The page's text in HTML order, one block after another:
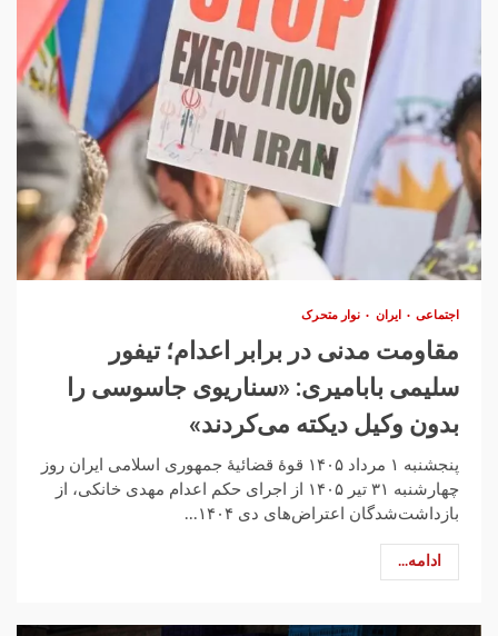
اجتماعی ایران نوار متحرک
مقاومت مدنی در برابر اعدام؛ تیفور
سلیمی بابامیری: «سناریوی جاسوسی را
بدون وکیل دیکته می‌کردند»
پنجشنبه ۱ مرداد ۱۴۰۵ قوهٔ قضائیهٔ جمهوری اسلامی ایران روز
چهارشنبه ۳۱ تیر ۱۴۰۵ از اجرای حکم اعدام مهدی خانکی، از
بازداشت‌شدگان اعتراض‌های دی‌ ۱۴۰۴...
ادامه...